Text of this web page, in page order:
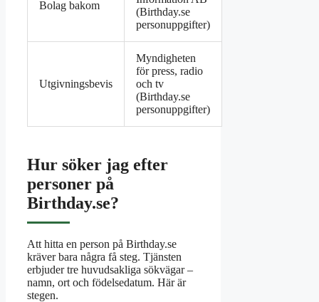
Bolag bakom
(Birthday.se
personuppgifter)
Utgivningsbevis
Myndigheten
för press, radio
och tv
(Birthday.se
personuppgifter)
Hur söker jag efter
personer på
Birthday.se?
Att hitta en person på Birthday.se
kräver bara några få steg. Tjänsten
erbjuder tre huvudsakliga sökvägar –
namn, ort och födelsedatum. Här är
stegen.